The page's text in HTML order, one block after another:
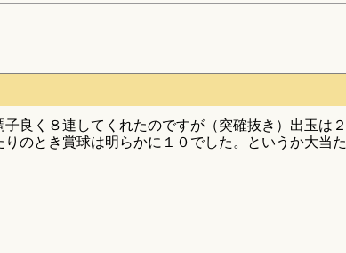
良く８連してくれたのですが（突確抜き）出玉は２
のとき賞球は明らかに１０でした。というか大当